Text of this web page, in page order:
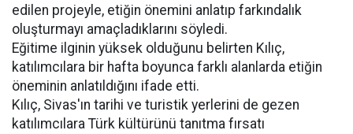
edilen projeyle, etiğin önemini anlatıp farkındalık
oluşturmayı amaçladıklarını söyledi.
Eğitime ilginin yüksek olduğunu belirten Kılıç,
katılımcılara bir hafta boyunca farklı alanlarda etiğin
öneminin anlatıldığını ifade etti.
Kılıç, Sivas'ın tarihi ve turistik yerlerini de gezen
katılımcılara Türk kültürünü tanıtma fırsatı